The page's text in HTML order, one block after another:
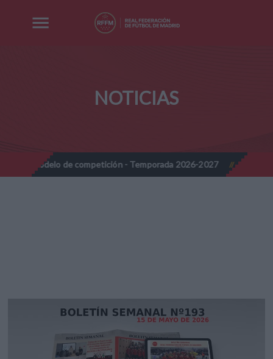
NOTICIAS
competición - Temporada 2026-2027 // Nota Informativa